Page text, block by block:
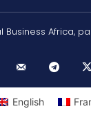
Business Africa,
English